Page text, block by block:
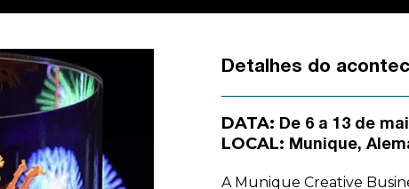
Detalhes do
DATA: De 6 a 13 de
LOCAL: Munique,
A Munique Creative